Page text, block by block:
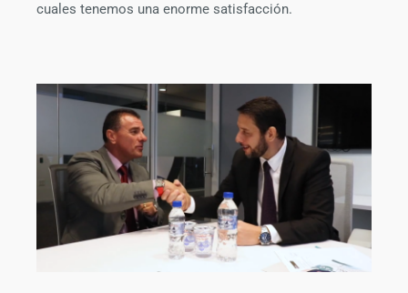
cuales tenemos una enorme satisfacción.